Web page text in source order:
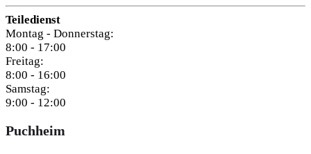
Teiledienst
Montag - Donnerstag:
8:00 - 17:00
Freitag:
8:00 - 16:00
Samstag:
9:00 - 12:00
Puchheim